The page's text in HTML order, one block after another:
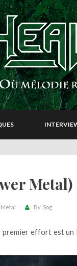
Metal)
Metal By Sog
premier effort est